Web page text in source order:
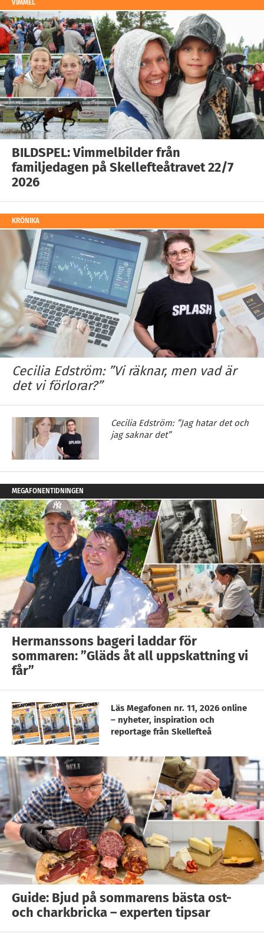
VIMMEL
BILDSPEL: Vimmelbilder från
familjedagen på Skellefteåtravet 22/7
2026
KRÖNIKA
Cecilia Edström: ”Vi räknar, men vad är
det vi förlorar?”
Cecilia Edström: ”Jag hatar det och
jag saknar det”
MEGAFONENTIDNINGEN
Hermanssons bageri laddar för
sommaren: ”Gläds åt all uppskattning vi
får”
Läs Megafonen nr. 11, 2026 online
– nyheter, inspiration och
reportage från Skellefteå
Guide: Bjud på sommarens bästa ost-
och charkbricka – experten tipsar